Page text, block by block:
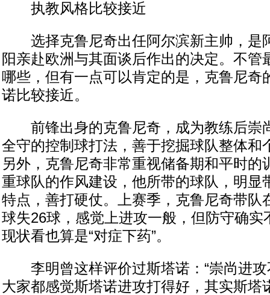
执教风格比较接近
选择克鲁尼奇出任阿尔滨新主帅，是
阳亲赴欧洲与其面谈后作出的决定。不管
哪些，但有一点可以肯定的是，克鲁尼奇
诺比较接近。
前锋出身的克鲁尼奇，成为教练后崇
全守的控制球打法，善于挖掘球队整体和
另外，克鲁尼奇非常重视储备期和平时的
重球队的作风建设，他所带的球队，明显
特点，善打硬仗。上赛季，克鲁尼奇带队
球失26球，感觉上进攻一般，但防守确实
现状看也算是“对症下药”。
李明曾这样评价过斯塔诺：“崇尚进攻
大家都感觉斯塔诺进攻打得好，其实斯塔